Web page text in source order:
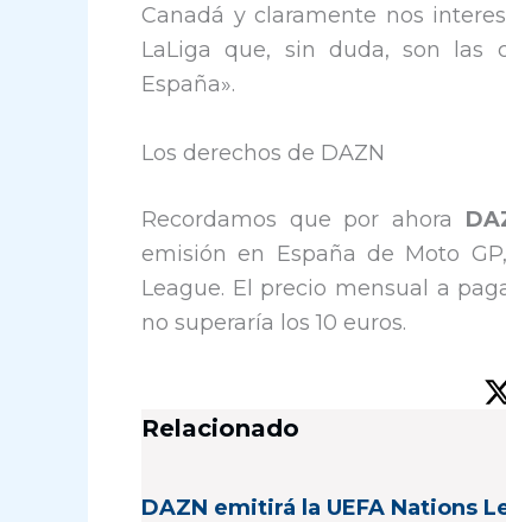
Canadá y claramente nos
LaLiga que, sin duda, son las
España».
Los derechos de DAZN
Recordamos que por ahora
emisión en España de Moto
League. El precio mensual a
no superaría los 10 euros.
Relacionado
DAZN emitirá la UEFA Nations